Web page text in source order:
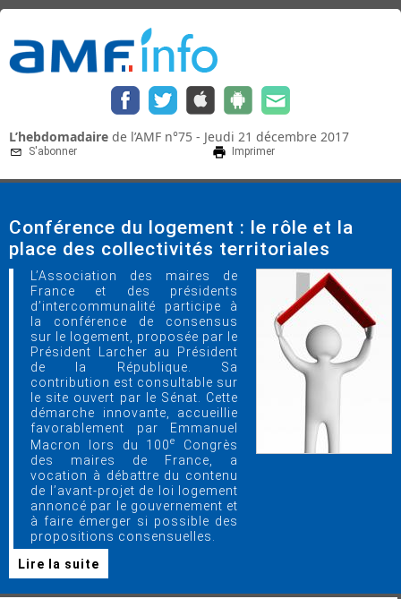
L’hebdomadaire de l’AMF n°75 - Jeudi 21 décembre 2017
S'abonner Imprimer
Conférence du logement : le rôle et la
place des collectivités territoriales
L’Association des maires de
France et des présidents
d’intercommunalité participe à
la conférence de consensus
sur le logement, proposée par le
Président Larcher au Président
de la République. Sa
contribution est consultable sur
le site ouvert par le Sénat. Cette
démarche innovante, accueillie
favorablement par Emmanuel
Macron lors du 100e
Congrès
des maires de France, a
vocation à débattre du contenu
de l’avant-projet de loi logement
annoncé par le gouvernement et
à faire émerger si possible des
propositions consensuelles.
Lire la suite